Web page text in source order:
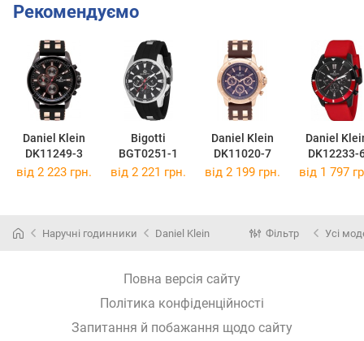
Рекомендуємо
Daniel Klein
DK11249-3
Bigotti
BGT0251-1
Daniel Klein
DK11020-7
Daniel
DK12233-
від 2 223 грн. від 2 221 грн. від 2 199 грн. від 1 797
Наручні годинники Daniel Klein Фільтр Усі
Повна версія сайту
Політика конфіденційності
Запитання й побажання щодо сайту